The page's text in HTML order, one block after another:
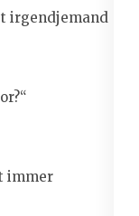
irgendjemand
immer